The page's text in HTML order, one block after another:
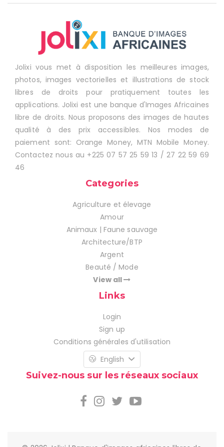
Jolixi vous met à disposition les meilleures images,
photos, images vectorielles et illustrations de stock
libres de droits pour pratiquement toutes les
applications. Jolixi est une banque d'Images Africaines
libre de droits. Nous proposons des images de hautes
qualité à des prix accessibles. Nos modes de
paiement sont: Orange Money, MTN Mobile Money.
Contactez nous au +225 07 57 25 59 13 / 27 22 59 69
46
Categories
Agriculture et élevage
Amour
Animaux | Faune sauvage
Architecture/BTP
Argent
Beauté / Mode
View all
Links
Login
Sign up
Conditions générales d'utilisation
English
Suivez-nous sur les réseaux sociaux